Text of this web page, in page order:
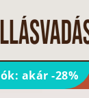
akár -28%